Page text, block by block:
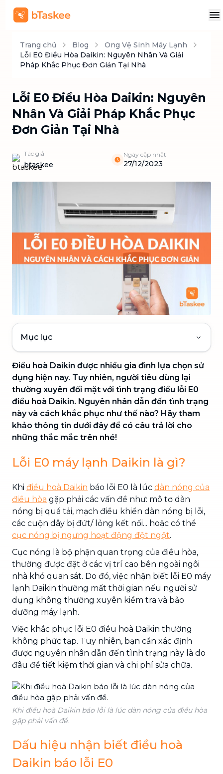
Trang chủ Blog
Ong Vệ Sinh Máy Lạnh
Lỗi E0 Điều Hòa Daikin: Nguyên Nhân Và Giải
Pháp Khắc Phục Đơn Giản Tại Nhà
Lỗi E0 Điều Hòa Daikin: Nguyên
Nhân Và Giải Pháp Khắc Phục
Đơn Giản Tại Nhà
Tác giả
btaskee
Ngày cập nhật
27/12/2023
Mục lục
Điều hoà Daikin được nhiều gia đình lựa chọn sử
dụng hiện nay. Tuy nhiên, người tiêu dùng lại
thường xuyên đối mặt với tình trạng điều lỗi E0
điều hoà Daikin. Nguyên nhân dẫn đến tình trạng
này và cách khắc phục như thế nào? Hãy tham
khảo thông tin dưới đây để có câu trả lời cho
những thắc mắc trên nhé!
Lỗi E0 máy lạnh Daikin là gì?
Khi điều hoà Daikin báo lỗi E0 là lúc dàn nóng của
điều hòa gặp phải các vấn đề như: mô tơ dàn
nóng bị quá tải, mạch điều khiển dàn nóng bị lỗi,
các cuộn dây bị đứt/ lỏng kết nối... hoặc có thể
cục nóng bị ngưng hoạt động đột ngột.
Cục nóng là bộ phận quan trọng của điều hòa,
thường được đặt ở các vị trí cao bên ngoài ngôi
nhà khó quan sát. Do đó, việc nhận biết lỗi E0 máy
lạnh Daikin thường mất thời gian nếu người sử
dụng không thường xuyên kiểm tra và bảo
dưỡng máy lạnh.
Việc khắc phục lỗi E0 điều hoà Daikin thường
không phức tạp. Tuy nhiên, bạn cần xác định
được nguyên nhân dẫn đến tình trạng này là do
đâu để tiết kiệm thời gian và chi phí sửa chữa.
Khi điều hoà Daikin báo lỗi là lúc dàn nóng của điều hòa
gặp phải vấn đề.
Dấu hiệu nhận biết điều hoà
Daikin báo lỗi E0